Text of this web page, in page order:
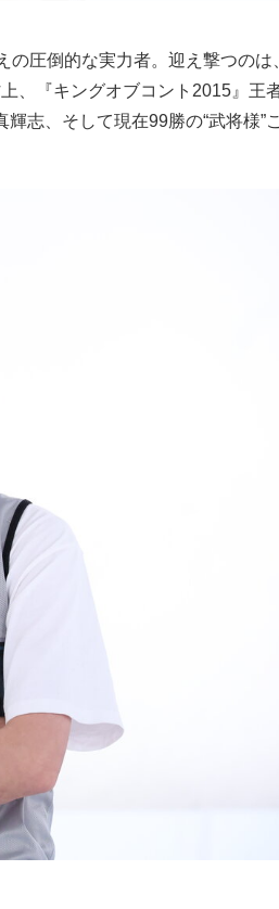
圧倒的な実力者。迎え撃つのは
、『キングオブコント2015』王
志、そして現在99勝の“武将様”